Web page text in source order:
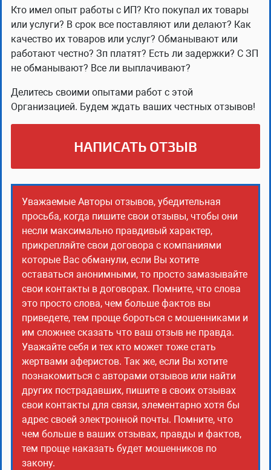
Кто имел опыт работы с ИП? Кто покупал их товары
или услуги? В срок все поставляют или делают? Как
качество их товаров или услуг? Обманывают или
работают честно? Зп платят? Есть ли задержки? С ЗП
не обманывают? Все ли выплачивают?
Делитесь своими опытами работ с этой
Организацией. Будем ждать ваших честных отзывов!
НАПИСАТЬ ОТЗЫВ
Уважаемые Авторы отзывов, убедительная
просьба, когда пишите свои отзывы, чтобы они
несли максимально правдивый характер,
прикрепляйте свои договора с компаниями
которые Вас обманули, если Вы хотите
оставаться анонимными, то просто замазывайте
свои контакты в договорах. Помните, что слова
это просто слова, чем больше фактов вы
приведете, тем проще бороться с мошенниками и
им сложнее сказать что ваш отзыв не правда.
Уважайте себя и тех кто может тоже стать
жертвами аферистов. Так же, если Вы хотите
познакомиться с авторами отзывов или найти
других пострадавших, пишите в своих отзывах
свои контакты для связи, элементарно хотя бы
адрес своей электронной почты. Помните, что
чем больше в ваших отзывах, правды и фактов,
тем проще наказать будет мошенников по
закону.